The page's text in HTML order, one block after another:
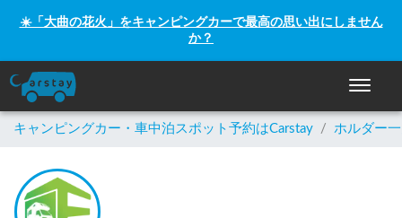
☀️「大曲の花火」をキャンピングカーで最高の思い出にしません
か？
ナビゲ
キャンピングカー・車中泊スポット予約はCarstay / ホルダー